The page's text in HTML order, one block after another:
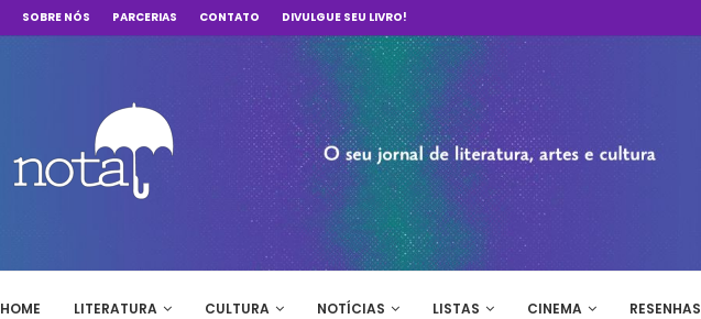
SOBRE NÓS PARCERIAS CONTATO DIVULGUE SEU LIVRO!
HOME LITERATURA CULTURA NOTÍCIAS LISTAS CINEMA RESENHAS